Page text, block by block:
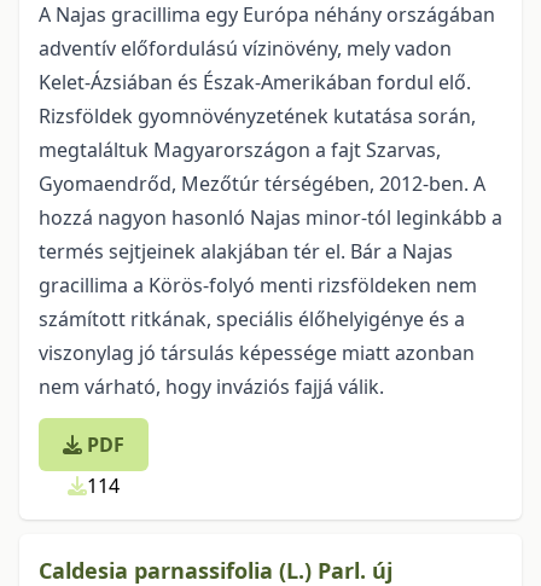
A Najas gracillima egy Európa néhány országában
adventív előfordulású vízinövény, mely vadon
Kelet-Ázsiában és Észak-Amerikában fordul elő.
Rizsföldek gyomnövényzetének kutatása során,
megtaláltuk Magyarországon a fajt Szarvas,
Gyomaendrőd, Mezőtúr térségében, 2012-ben. A
hozzá nagyon hasonló Najas minor-tól leginkább a
termés sejtjeinek alakjában tér el. Bár a Najas
gracillima a Körös-folyó menti rizsföldeken nem
számított ritkának, speciális élőhelyigénye és a
viszonylag jó társulás képessége miatt azonban
nem várható, hogy inváziós fajjá válik.
PDF
114
Caldesia parnassifolia (L.) Parl. új